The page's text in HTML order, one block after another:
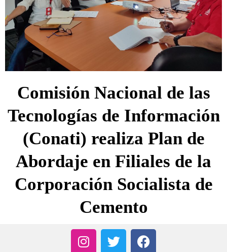
Comisión Nacional de las
Tecnologías de Información
(Conati) realiza Plan de
Abordaje en Filiales de la
Corporación Socialista de
Cemento
I
n
T
w
F
a